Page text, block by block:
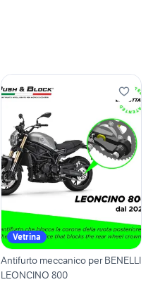
Vetrina
Antifurto meccanico per BENELLI
LEONCINO 800